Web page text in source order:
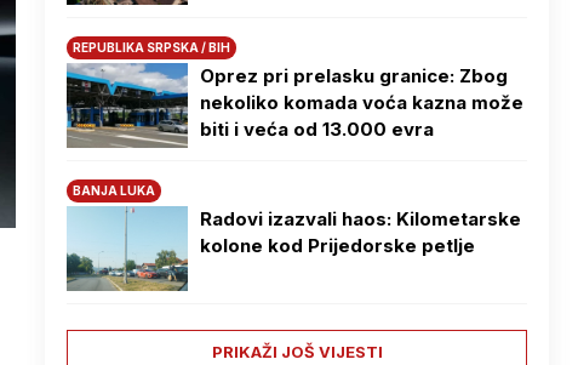
REPUBLIKA SRPSKA / BIH
Oprez pri prelasku granice: Zbog
nekoliko komada voća kazna može
biti i veća od 13.000 evra
BANJA LUKA
Radovi izazvali haos: Kilometarske
kolone kod Prijedorske petlje
PRIKAŽI JOŠ VIJESTI